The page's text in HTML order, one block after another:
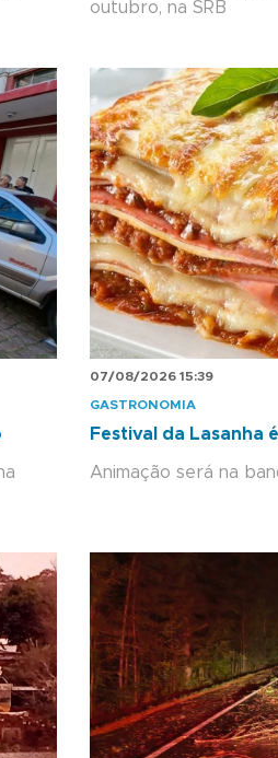
outubro, na SRB
07/08/2026 15:39
GASTRONOMIA
Festival da Lasanha
Animação será na